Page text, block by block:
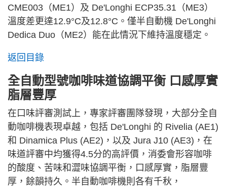
CME003（ME1）及 De'Longhi ECP35.31（ME3）
溫度差更達12.9°C及12.8°C。僅半自動機 De'Longhi
Dedica Duo（ME2）能在此情況下維持溫度穩定。
返回目錄
全自動型號咖啡味道協調平衡 口感厚實
脂層豐厚
在口味評審測試上，專家評審團隊發現，大部分全自
動咖啡機表現卓越，包括 De'Longhi 的 Rivelia (AE1)
和 Dinamica Plus (AE2)，以及 Jura J10 (AE3)，在
味道評審中均獲得4.5分的高評價，消委會形容咖啡
的酸度、苦味和澀味協調平衡，口感厚實，脂層豐
厚，餘韻持久。半自動咖啡機則各有千秋，